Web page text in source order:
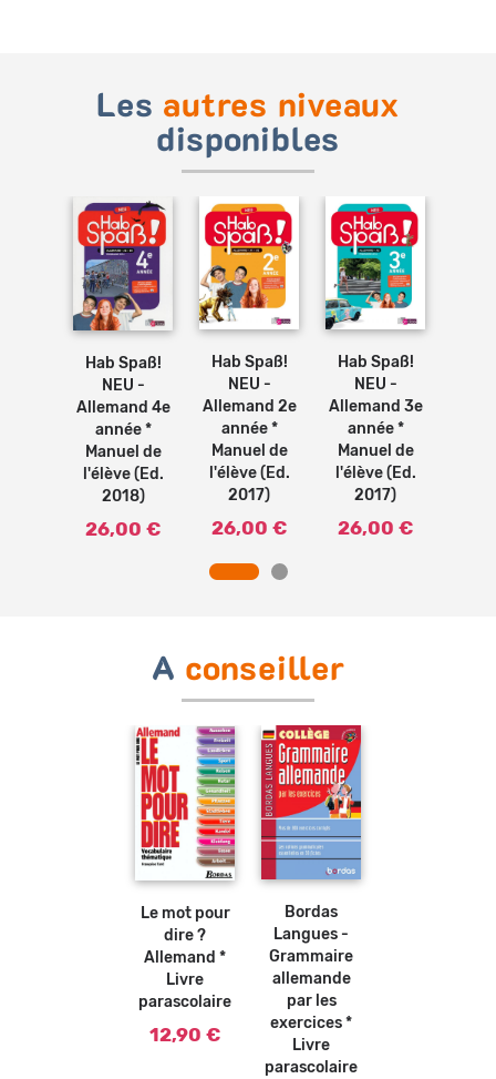
Les autres niveaux
disponibles
Ajouter
au
Hab Spaß!
NEU -
Allemand 4e
année *
Manuel de
l'élève (Ed.
2018)
26,00 €
au
Hab Spaß!
NEU -
Allemand 2e
année *
Manuel de
l'élève (Ed.
2017)
26,00 €
au
Hab Spaß!
NEU -
Allemand 3e
année *
Manuel de
l'élève (Ed.
2017)
26,00 €
A conseiller
Ajouter
au
Le mot pour
dire ?
Allemand *
Livre
parascolaire
12,90 €
Ajouter
au
Bordas
Langues -
Grammaire
allemande
par les
exercices *
Livre
parascolaire